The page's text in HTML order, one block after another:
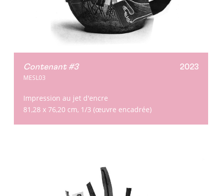
Contenant #3
2023
MESL03
Impression au jet d'encre
81,28 x 76,20 cm, 1/3 (œuvre encadrée)